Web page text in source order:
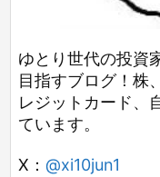
ゆとり世代の投資
目指すブログ！株
レジットカード、
ています。
X： @xi10jun1